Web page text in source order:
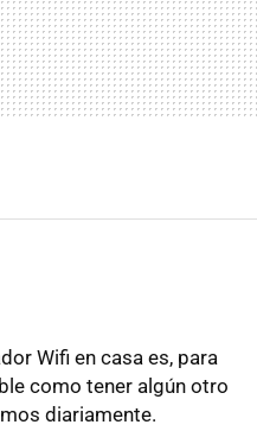
Wifi en casa es, para
como tener algún otro
diariamente.